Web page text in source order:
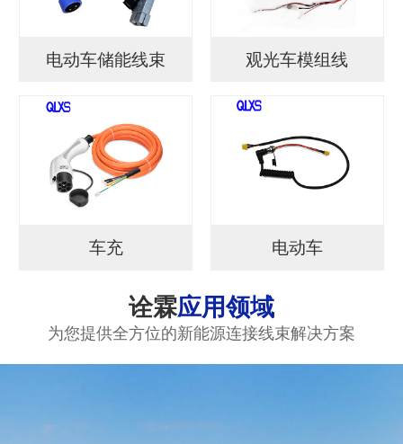
电动车储能线束 观光车模组线
车充 电动车
诠霖应用领域
为您提供全方位的新能源连接线束解决方案